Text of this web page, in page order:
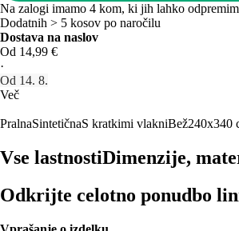
Na zalogi imamo 4 kom, ki jih lahko
Dodatnih > 5 kosov po naročilu
Dostava na naslov
Od 14,99 €
·
Od 14. 8.
Več
PralnaSintetičnaS kratkimi vlakniBež240x340
Vse lastnostiDimenzije,
Odkrijte celotno ponudbo